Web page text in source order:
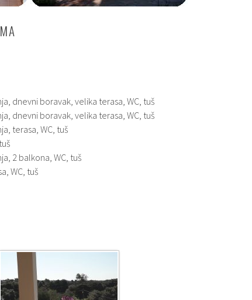
dnevni boravak, velika terasa, WC, tuš
dnevni boravak, velika terasa, WC, tuš
terasa, WC, tuš
2 balkona, WC, tuš
WC, tuš